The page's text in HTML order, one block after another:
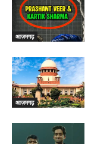
आज़मगढ़
आज़मगढ़